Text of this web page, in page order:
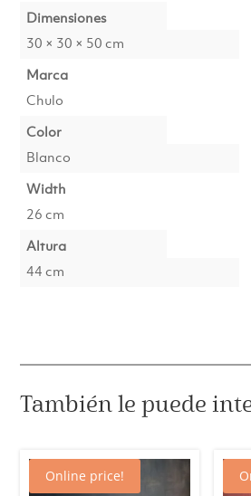
Dimensiones
30 × 30 × 50 cm
Marca
Chulo
Color
Blanco
Width
26 cm
Altura
44 cm
También le puede
Online price!